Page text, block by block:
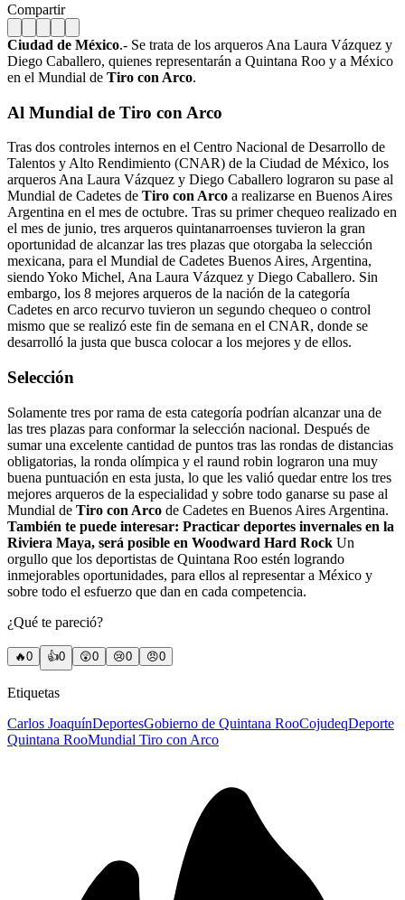
Compartir
Ciudad de México.- Se trata de los arqueros Ana Laura Vázquez y
Diego Caballero, quienes representarán a Quintana Roo y a México
en el Mundial de Tiro con Arco.
Al Mundial de Tiro con Arco
Tras dos controles internos en el Centro Nacional de Desarrollo de
Talentos y Alto Rendimiento (CNAR) de la Ciudad de México, los
arqueros Ana Laura Vázquez y Diego Caballero lograron su pase al
Mundial de Cadetes de Tiro con Arco a realizarse en Buenos Aires
Argentina en el mes de octubre. Tras su primer chequeo realizado en
el mes de junio, tres arqueros quintanarroenses tuvieron la gran
oportunidad de alcanzar las tres plazas que otorgaba la selección
mexicana, para el Mundial de Cadetes Buenos Aires, Argentina,
siendo Yoko Michel, Ana Laura Vázquez y Diego Caballero. Sin
embargo, los 8 mejores arqueros de la nación de la categoría
Cadetes en arco recurvo tuvieron un segundo chequeo o control
mismo que se realizó este fin de semana en el CNAR, donde se
desarrolló la justa que busca colocar a los mejores y de ellos.
Selección
Solamente tres por rama de esta categoría podrían alcanzar una de
las tres plazas para conformar la selección nacional. Después de
sumar una excelente cantidad de puntos tras las rondas de distancias
obligatorias, la ronda olímpica y el raund robin lograron una muy
buena puntuación en esta justa, lo que les valió quedar entre los tres
mejores arqueros de la especialidad y sobre todo ganarse su pase al
Mundial de Tiro con Arco de Cadetes en Buenos Aires Argentina.
También te puede interesar: Practicar deportes invernales en la
Riviera Maya, será posible en Woodward Hard Rock Un
orgullo que los deportistas de Quintana Roo estén logrando
inmejorables oportunidades, para ellos al representar a México y
sobre todo el esfuerzo que dan en cada competencia.
¿Qué te pareció?
🔥0 👍0 😲0 😢0 😠0
Etiquetas
Carlos JoaquínDeportesGobierno de Quintana RooCojudeqDeporte
Quintana RooMundial Tiro con Arco